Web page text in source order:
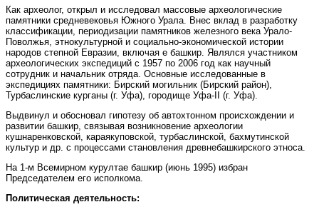
Как археолог, открыл и исследовал массовые археологические
памятники средневековья Южного Урала. Внес вклад в разработку
классификации, периодизации памятников железного века Урало-
Поволжья, этнокультурной и социально-экономической истории
народов степной Евразии, включая е башкир. Являлся участником
археологических экспедиций с 1957 по 2006 год как научный
сотрудник и начальник отряда. Основные исследованные в
экспедициях памятники: Бирский могильник (Бирский район),
Турбаслинские курганы (г. Уфа), городище Уфа-II (г. Уфа).
Выдвинул и обосновал гипотезу об автохтонном происхождении и
развитии башкир, связывая возникновение археологии
кушнаренковской, караякуповской, турбаслинской, бахмутинской
культур и др. с процессами становления древнебашкирского этноса.
На 1-м Всемирном курултае башкир (июнь 1995) избран
Председателем его исполкома.
Политическая деятельность: